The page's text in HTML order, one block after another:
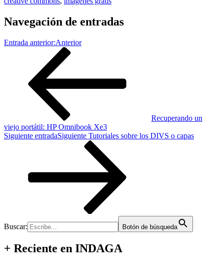
Navegación de entradas
Entrada anterior:Anterior
Recuperando un
viejo portátil: HP Omnibook Xe3
Siguiente entradaSiguiente Tutoriales sobre los DIVS o capas
Buscar: Botón de búsqueda
+ Reciente en INDAGA